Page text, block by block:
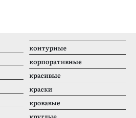
контурные
корпоративные
красивые
краски
кровавые